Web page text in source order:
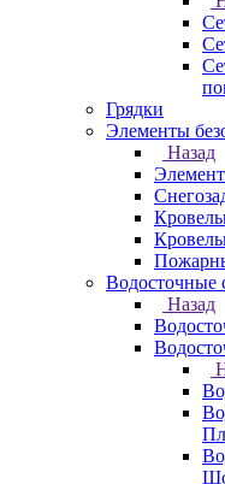
Грядки
Элементы
Назад
Водосточные
Назад